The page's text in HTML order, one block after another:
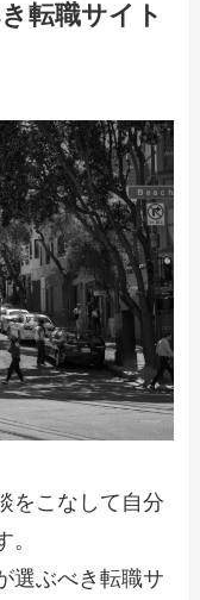
転職サイト
をこなして自分
選ぶべき転職サ